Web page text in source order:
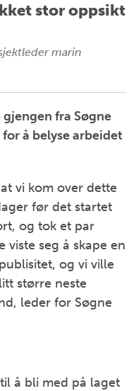
stor oppsikt
marin
fra Søgne
å belyse arbeidet
vi kom over dette
før det startet
og tok et par
viste seg å skape en
og vi ville
større neste
leder for Søgne
å bli med på laget